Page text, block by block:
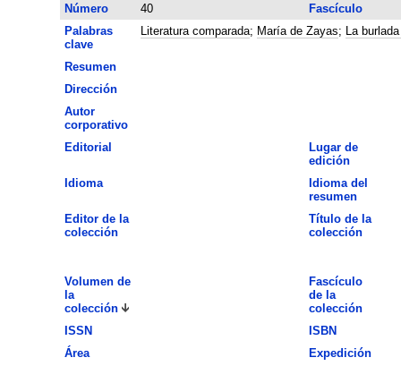
Número
40
Fascículo
Palabras
clave
Literatura comparada; María de Zayas; La
Resumen
Dirección
Autor
corporativo
Editorial
Lugar de
edición
Idioma
Idioma del
resumen
Editor de la
colección
Título de la
colección
Volumen de
la
colección
Fascículo
de la
colección
ISSN
ISBN
Área
Expedición